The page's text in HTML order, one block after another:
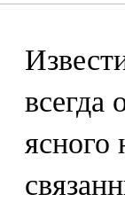
всегда
ясного